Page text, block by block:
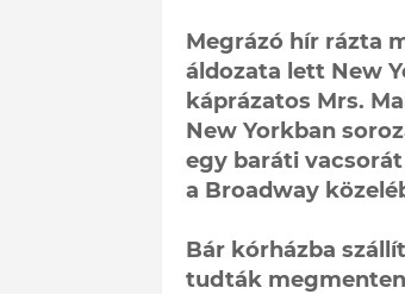
Megrázó hír rázta
áldozata lett New
káprázatos Mrs.
New Yorkban
egy baráti
a Broadway
Bár kórházba
tudták